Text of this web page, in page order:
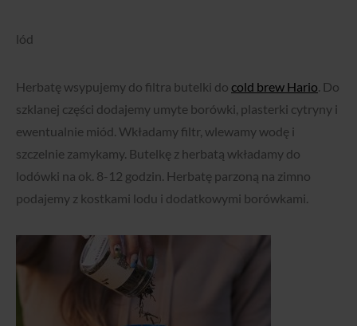
lód
Herbatę wsypujemy do filtra butelki do cold brew Hario. Do
szklanej części dodajemy umyte borówki, plasterki cytryny i
ewentualnie miód. Wkładamy filtr, wlewamy wodę i
szczelnie zamykamy. Butelkę z herbatą wkładamy do
lodówki na ok. 8-12 godzin. Herbatę parzoną na zimno
podajemy z kostkami lodu i dodatkowymi borówkami.